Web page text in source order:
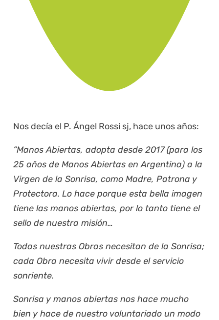
Nos decía el P. Ángel Rossi sj, hace unos años:
“Manos Abiertas, adopta desde 2017 (para los
25 años de Manos Abiertas en Argentina) a la
Virgen de la Sonrisa, como Madre, Patrona y
Protectora. Lo hace porque esta bella imagen
tiene las manos abiertas, por lo tanto tiene el
sello de nuestra misión…
Todas nuestras Obras necesitan de la Sonrisa;
cada Obra necesita vivir desde el servicio
sonriente.
Sonrisa y manos abiertas nos hace mucho
bien y hace de nuestro voluntariado un modo